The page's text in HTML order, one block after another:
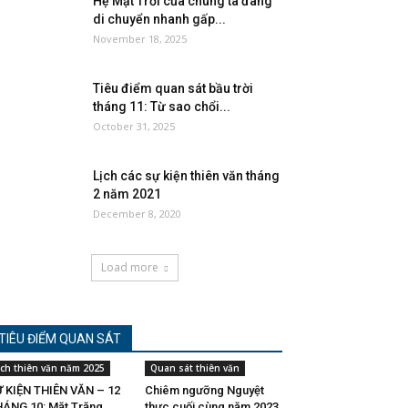
di chuyển nhanh gấp...
November 18, 2025
Tiêu điểm quan sát bầu trời
tháng 11: Từ sao chổi...
October 31, 2025
Lịch các sự kiện thiên văn tháng
2 năm 2021
December 8, 2020
Load more
ĐIỂM QUAN SÁT
thiên văn năm 2025
KIỆN THIÊN VĂN – 12
Quan sát thiên văn
Chiêm ngưỡng Nguyệt